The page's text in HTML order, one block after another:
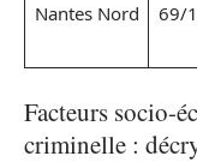
Nantes Nord 69/
Facteurs socio-
criminelle :